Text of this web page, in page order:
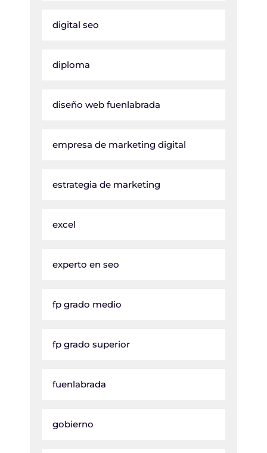
digital seo
diploma
diseño web fuenlabrada
empresa de marketing digital
estrategia de marketing
excel
experto en seo
fp grado medio
fp grado superior
fuenlabrada
gobierno